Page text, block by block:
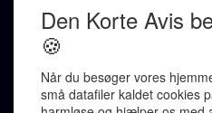
Karen Jespersen
Redaktionen kontaktes via mail til
redaktion@denkorteavis.dk
Telefonsvarer 20 30 10 96
Von Ostensgade 22, 2791 Dragør